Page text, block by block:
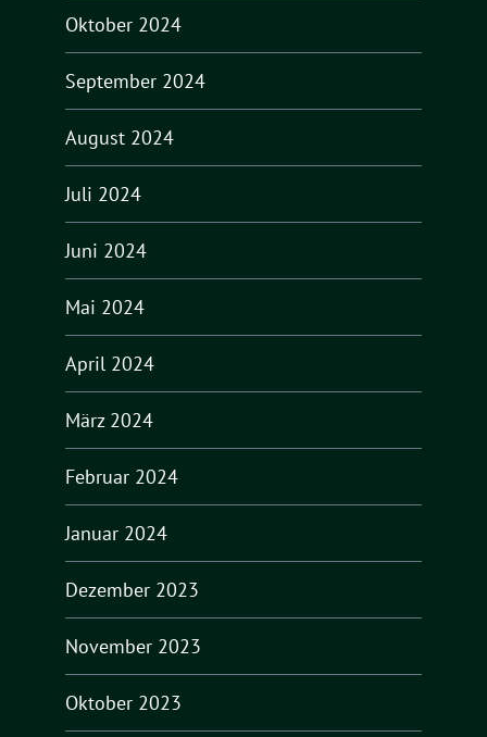
Oktober 2024
September 2024
August 2024
Juli 2024
Juni 2024
Mai 2024
April 2024
März 2024
Februar 2024
Januar 2024
Dezember 2023
November 2023
Oktober 2023